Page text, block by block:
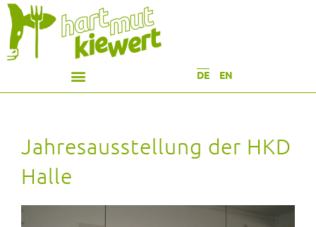
DE EN
Jahresausstellung der HKD
Halle